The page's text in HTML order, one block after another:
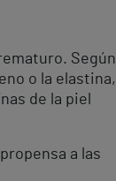
Según
o la elastina,
de la piel
a las